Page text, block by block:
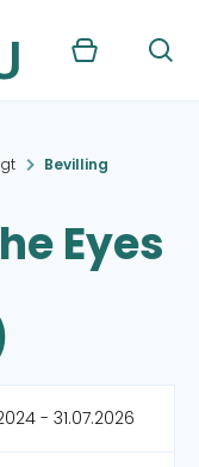
Kurv Søg
Bevilling
Eyes
- 31.07.2026